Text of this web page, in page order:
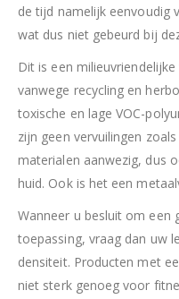
de tijd namelijk eenvoudig
wat dus niet gebeurd bij
Dit is een
vanwege recycling en
toxische en lage VOC-
zijn geen vervuilingen
materialen aanwezig, dus
huid. Ook is het een
Wanneer u besluit om een
toepassing, vraag dan uw
densiteit. Producten met
niet sterk genoeg voor